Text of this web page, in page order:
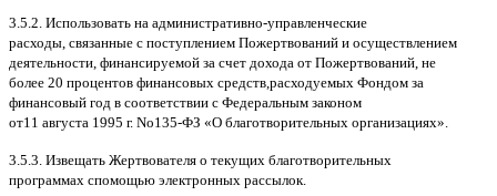
3.5.2. Использовать на административно-управленческие
расходы связанные с поступлением Пожертвований и осуществлением
деятельности финансируемой за счет дохода от Пожертвований не
более 20 процентов финансовых средств расходуемых Фондом за
финансовый год в соответствии с Федеральным законом
от11 августа 1995 г. No135-ФЗ «О благотворительных организациях».
3.5.3. Извещать Жертвователя o текущих благотворительных
программах cпомощью электронных рассылок